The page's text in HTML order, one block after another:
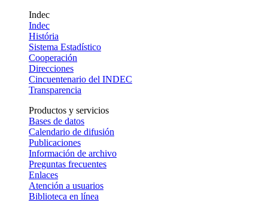
Indec
Indec
História
Sistema Estadístico
Cooperación
Direcciones
Cincuentenario del INDEC
Transparencia
Productos y servicios
Bases de datos
Calendario de difusión
Publicaciones
Información de archivo
Preguntas frecuentes
Enlaces
Atención a usuarios
Biblioteca en línea